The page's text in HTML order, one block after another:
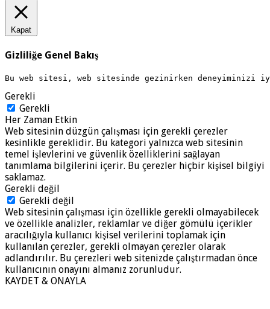
Kapat
Gizliliğe Genel Bakış
Bu web sitesi, web sitesinde gezinirken deneyiminizi
Gerekli
Gerekli
Her Zaman Etkin
Web sitesinin düzgün çalışması için gerekli çerezler
kesinlikle gereklidir. Bu kategori yalnızca web sitesinin
temel işlevlerini ve güvenlik özelliklerini sağlayan
tanımlama bilgilerini içerir. Bu çerezler hiçbir kişisel bilgiyi
saklamaz.
Gerekli değil
Gerekli değil
Web sitesinin çalışması için özellikle gerekli olmayabilecek
ve özellikle analizler, reklamlar ve diğer gömülü içerikler
aracılığıyla kullanıcı kişisel verilerini toplamak için
kullanılan çerezler, gerekli olmayan çerezler olarak
adlandırılır. Bu çerezleri web sitenizde çalıştırmadan önce
kullanıcının onayını almanız zorunludur.
KAYDET & ONAYLA